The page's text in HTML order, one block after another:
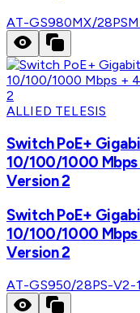
AT-GS980MX/
ALLIED TELESIS
Switch PoE+
10/100/1000 Mbps
Version 2
Switch PoE+
10/100/1000 Mbps
Version 2
AT-GS950/28PS-V2-